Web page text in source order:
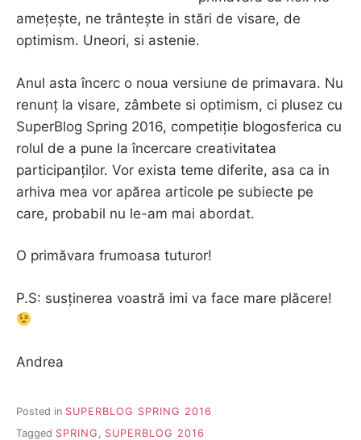
amețește, ne trântește in stări de visare, de
optimism. Uneori, si astenie.
Anul asta încerc o noua versiune de primavara. Nu
renunț la visare, zâmbete si optimism, ci plusez cu
SuperBlog Spring 2016, competiție blogosferica cu
rolul de a pune la încercare creativitatea
participanților. Vor exista teme diferite, asa ca in
arhiva mea vor apărea articole pe subiecte pe
care, probabil nu le-am mai abordat.
O primăvara frumoasa tuturor!
P.S: susținerea voastră imi va face mare plăcere!
Andrea
Posted in SUPERBLOG SPRING 2016
Tagged SPRING
SUPERBLOG 2016